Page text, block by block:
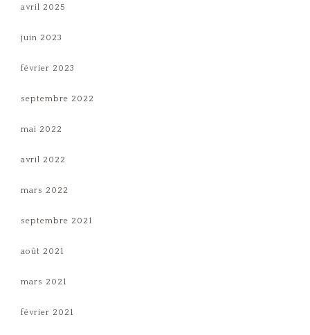
avril 2025
juin 2023
février 2023
septembre 2022
mai 2022
avril 2022
mars 2022
septembre 2021
août 2021
mars 2021
février 2021